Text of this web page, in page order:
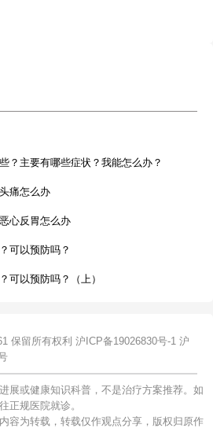
？主要有哪些症状？我能怎么办？
痛怎么办
心反胃怎么办
可以预防吗？
可以预防吗？（上）
保留所有权利 沪ICP备19026830号-1 沪
展或健康知识科普，不是治疗方案推荐。如
正规医院就诊。
容为转载，转载仅作观点分享，版权归原作